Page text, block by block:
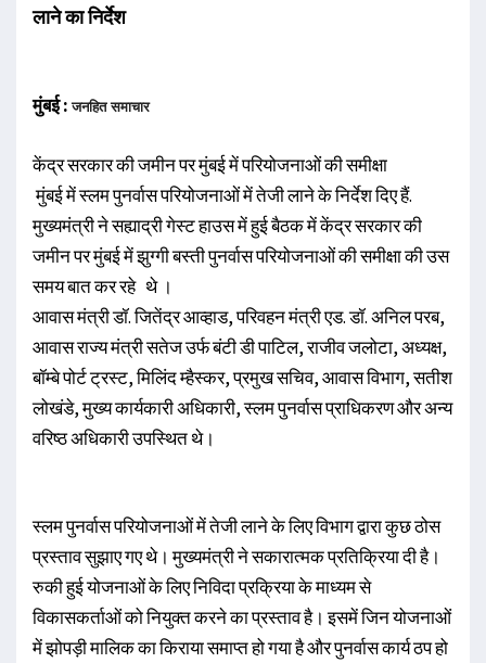
लाने का निर्देश
मुंबई :जनहित समाचार
केंद्र सरकार की जमीन पर मुंबई में परियोजनाओं की समीक्षा
मुंबई में स्लम पुनर्वास परियोजनाओं में तेजी लाने के निर्देश दिए हैं.
मुख्यमंत्री ने सह्याद्री गेस्ट हाउस में हुई बैठक में केंद्र सरकार की
जमीन पर मुंबई में झुग्गी बस्ती पुनर्वास परियोजनाओं की समीक्षा की उस
समय बात कर रहे थे ।
आवास मंत्री डॉ. जितेंद्र आव्हाड, परिवहन मंत्री एड. डॉ. अनिल परब,
आवास राज्य मंत्री सतेज उर्फ बंटी डी पाटिल, राजीव जलोटा, अध्यक्ष,
बॉम्बे पोर्ट ट्रस्ट, मिलिंद म्हैस्कर, प्रमुख सचिव, आवास विभाग, सतीश
लोखंडे, मुख्य कार्यकारी अधिकारी, स्लम पुनर्वास प्राधिकरण और अन्य
वरिष्ठ अधिकारी उपस्थित थे।
स्लम पुनर्वास परियोजनाओं में तेजी लाने के लिए विभाग द्वारा कुछ ठोस
प्रस्ताव सुझाए गए थे। मुख्यमंत्री ने सकारात्मक प्रतिक्रिया दी है।
रुकी हुई योजनाओं के लिए निविदा प्रक्रिया के माध्यम से
विकासकर्ताओं को नियुक्त करने का प्रस्ताव है। इसमें जिन योजनाओं
में झोपड़ी मालिक का किराया समाप्त हो गया है और पुनर्वास कार्य ठप हो